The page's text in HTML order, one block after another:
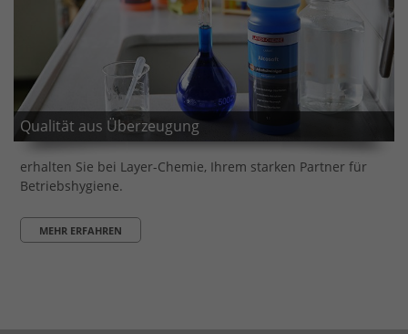
Qualität aus Überzeugung
erhalten Sie bei Layer-Chemie, Ihrem starken Partner für
Betriebshygiene.
MEHR ERFAHREN